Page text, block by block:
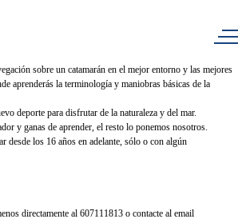
sobre un catamarán en el mejor entorno y las mejores
aprenderás la terminología y maniobras básicas de la
deporte para disfrutar de la naturaleza y del mar.
y ganas de aprender, el resto lo ponemos nosotros.
desde los 16 años en adelante, sólo o con algún
directamente al 607111813 o contacte al email